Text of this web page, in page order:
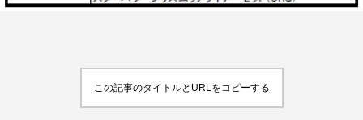
アスタキサンチン
アスレジャーコスメ アレルギー アロマ
この記事のタイトルとURLをコピーする